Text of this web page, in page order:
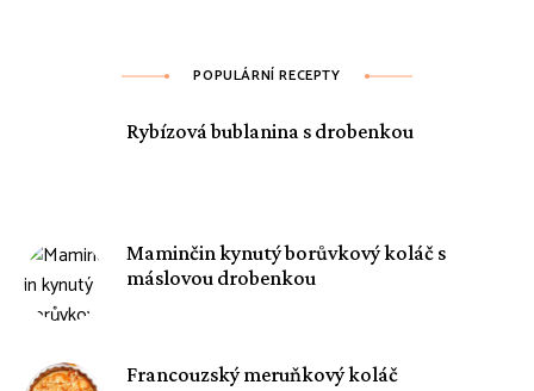
POPULÁRNÍ RECEPTY
Rybízová bublanina s drobenkou
Maminčin kynutý borůvkový koláč s
máslovou drobenkou
Francouzský meruňkový koláč